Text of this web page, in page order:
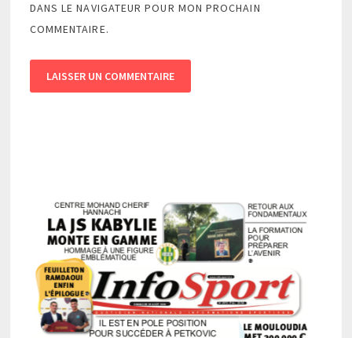
DANS LE NAVIGATEUR POUR MON PROCHAIN
COMMENTAIRE.